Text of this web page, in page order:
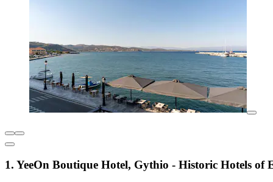
1. YeeOn Boutique Hotel, Gythio - Historic Hotels of